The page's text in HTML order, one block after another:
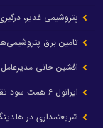
پتروشیمی غدیر،
تامین برق
افشین خانی
ایرانول ۶ همت سود تقسیم کرد
شریعتمداری در